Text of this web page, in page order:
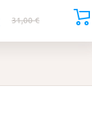
31,00€Algne
Praegune